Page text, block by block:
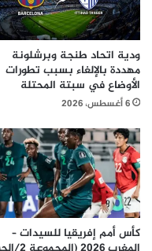
ودية اتحاد طنجة وبرشلونة
مهددة بالإلغاء بسبب تطورات
الأوضاع في سبتة المحتلة
6 أغسطس، 2026
كأس أمم إفريقيا للسيدات –